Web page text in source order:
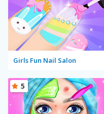
Girls Fun Nail Salon
5